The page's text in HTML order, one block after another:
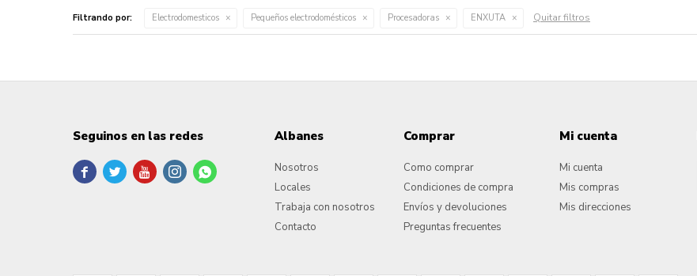
Filtrando por: Electrodomesticos Pequeños electrodomésticos Procesadoras ENXUTA Quitar filtros
Albanes
Nosotros
Locales
Trabaja con nosotros
Contacto
Comprar
Como comprar
Condiciones de compra
Envíos y devoluciones
Preguntas frecuentes
Mi cuenta
Mi cuenta
Mis compras
Mis direcciones
Seguinos en las redes
    